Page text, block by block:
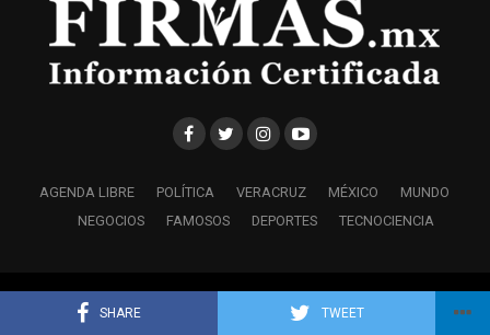
SHARE TWEET
AGENDA LIBRE POLÍTICA VERACRUZ MÉXICO
MUNDO
NEGOCIOS
FAMOSOS DEPORTES TECNOCIENCIA
Copyright © 2021 Firmas.Mx • Información Certificada